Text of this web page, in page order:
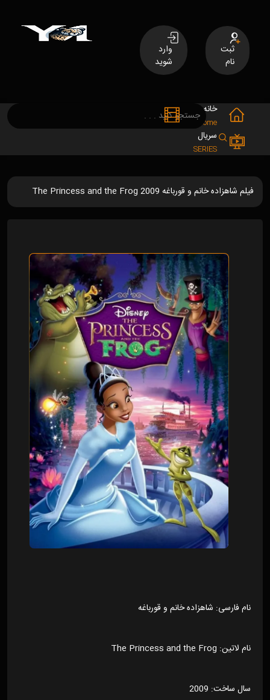
ثبت
نام
وارد
شوید
خانه
Home
سریال
SERIES
فیلم شاهزاده خانم و قورباغه The Princess and the Frog 2009
نام فارسی: شاهزاده خانم و قورباغه
نام لاتین: The Princess and the Frog
سال ساخت: 2009